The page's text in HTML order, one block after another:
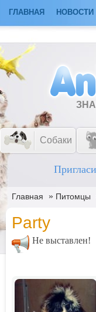
ГЛАВНАЯ НОВОСТИ
Собаки
Главная » Питомцы
Party
Не выставлен!